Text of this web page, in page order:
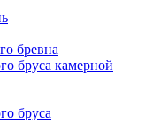
бревна
бруса камерной
бруса